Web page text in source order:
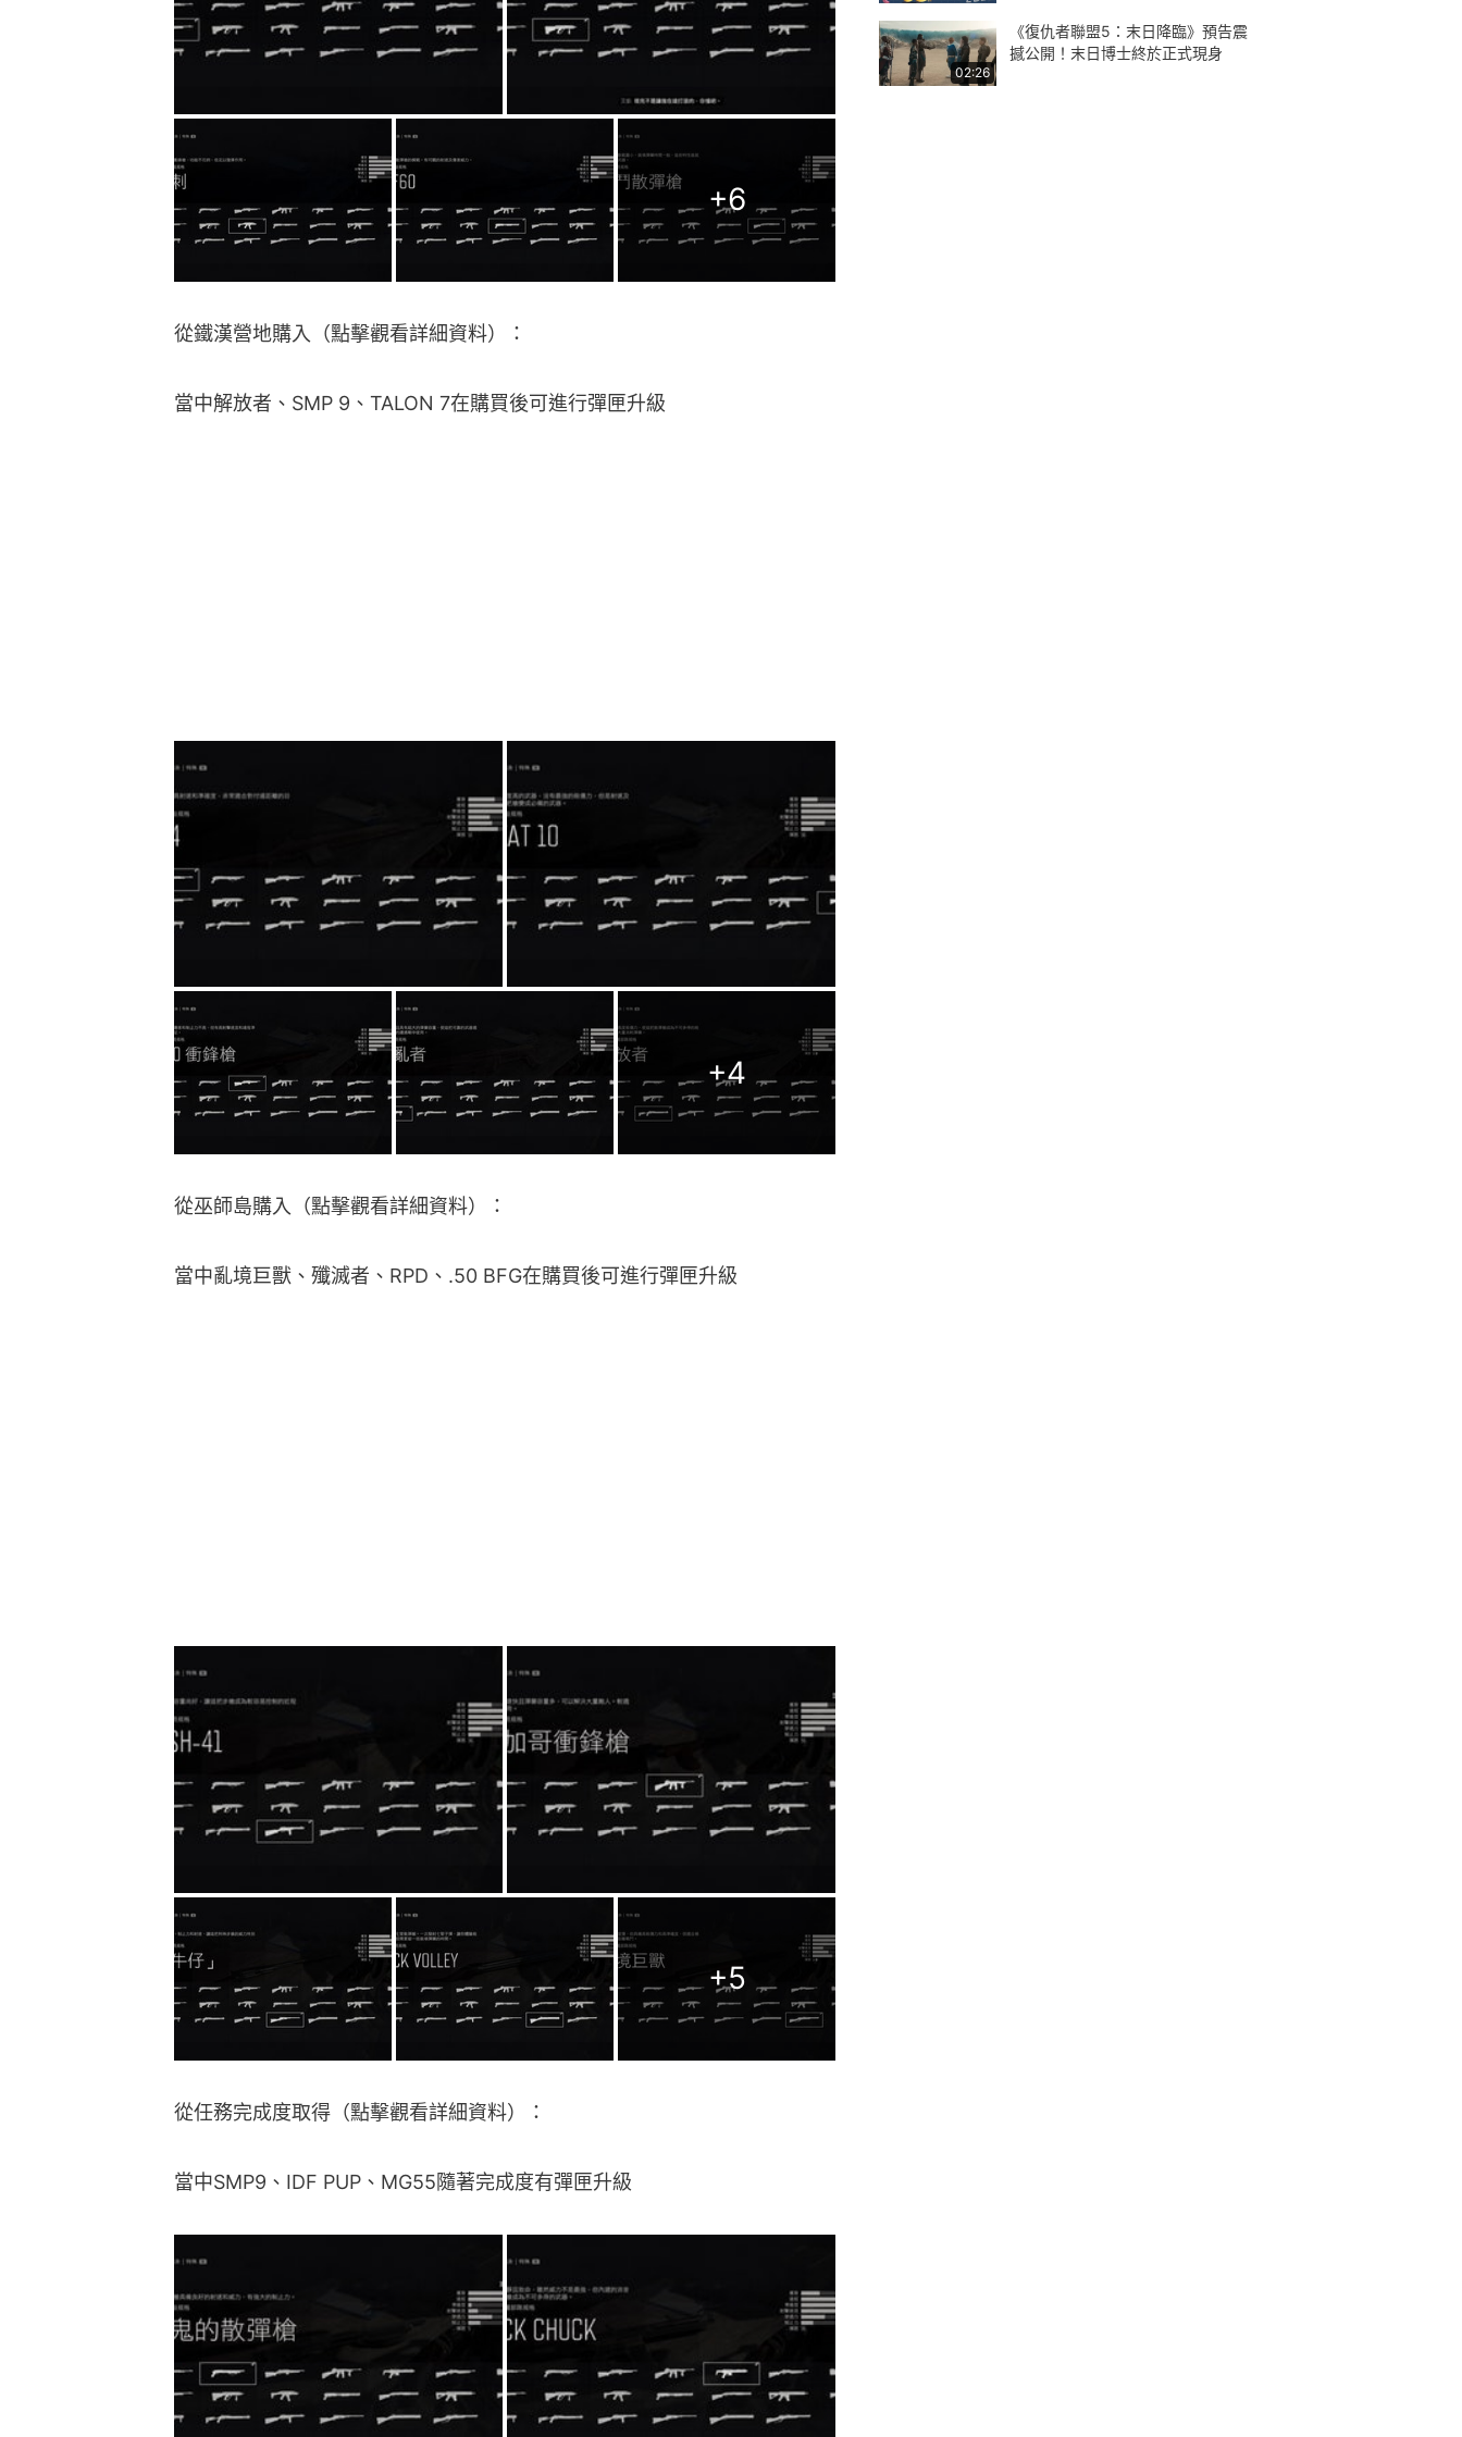
+6
從鐵漢營地購入（點擊觀看詳細資料）：
當中解放者、SMP 9、TALON 7在購買後可進行彈匣升級
+4
從巫師島購入（點擊觀看詳細資料）：
當中亂境巨獸、殲滅者、RPD、.50 BFG在購買後可進行彈匣升級
+5
從任務完成度取得（點擊觀看詳細資料）：
當中SMP9、IDF PUP、MG55隨著完成度有彈匣升級
02:26
《復仇者聯盟5：末日降臨》預告震
撼公開！末日博士終於正式現身